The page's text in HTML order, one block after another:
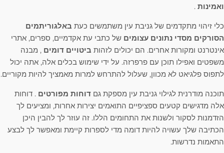
ואמינות .
כלי זיהוי מתקדמים של גניבת עין משתמשים כעת באלגוריתמים
הסורקים מסדי נתונים עצומים של כתבי עת אקדמיים, ספרים, אתרי
אינטרנט ומקורות אחרים. הם יכולים לזהות ביטויים דומים , מבנה
משפטים ואפילו תוכן עם פרפרזה. על ידי שימוש בכלים אלה, אתה יכול
לתפוס פלגיאט לא מכוון, שעלול להתרחש למרות מאמציך להיות מקוריים.
תוכנה מודרנית לגילוי גניבת עין מספקת גם דוחות מפורטים . דוחות
אלה מדגישים קטעים ספציפיים התואמים יצירות אחרות, ומציעים לך
הזדמנות לסקור ולשנות את התחומים הללו. זה עוזר לך להבין היכן
הכתיבה שלך עשויה להיות דומה מדי לספרות קיימת ומאפשר לך לבצע
התאמות נדרשות.